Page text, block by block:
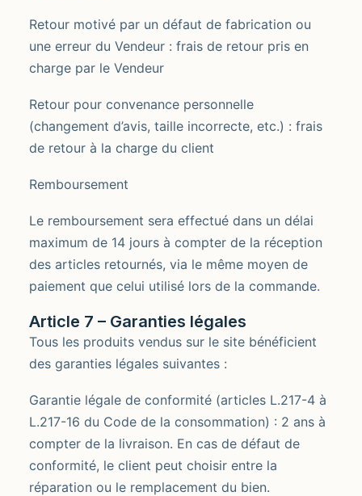
Retour motivé par un défaut de fabrication ou
une erreur du Vendeur : frais de retour pris en
charge par le Vendeur
Retour pour convenance personnelle
(changement d’avis, taille incorrecte, etc.) : frais
de retour à la charge du client
Remboursement
Le remboursement sera effectué dans un délai
maximum de 14 jours à compter de la réception
des articles retournés, via le même moyen de
paiement que celui utilisé lors de la commande.
Article 7 – Garanties légales
Tous les produits vendus sur le site bénéficient
des garanties légales suivantes :
Garantie légale de conformité (articles L.217-4 à
L.217-16 du Code de la consommation) : 2 ans à
compter de la livraison. En cas de défaut de
conformité, le client peut choisir entre la
réparation ou le remplacement du bien.